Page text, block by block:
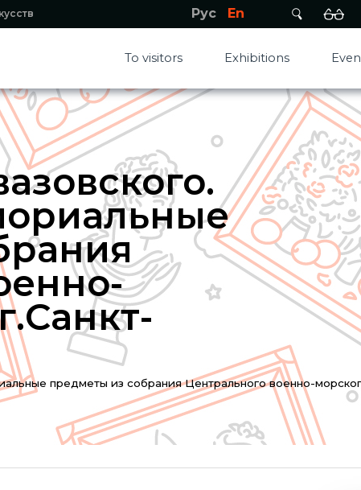
Рус En
To visitors Exhibitions
предметы из собрания Центрального военно-